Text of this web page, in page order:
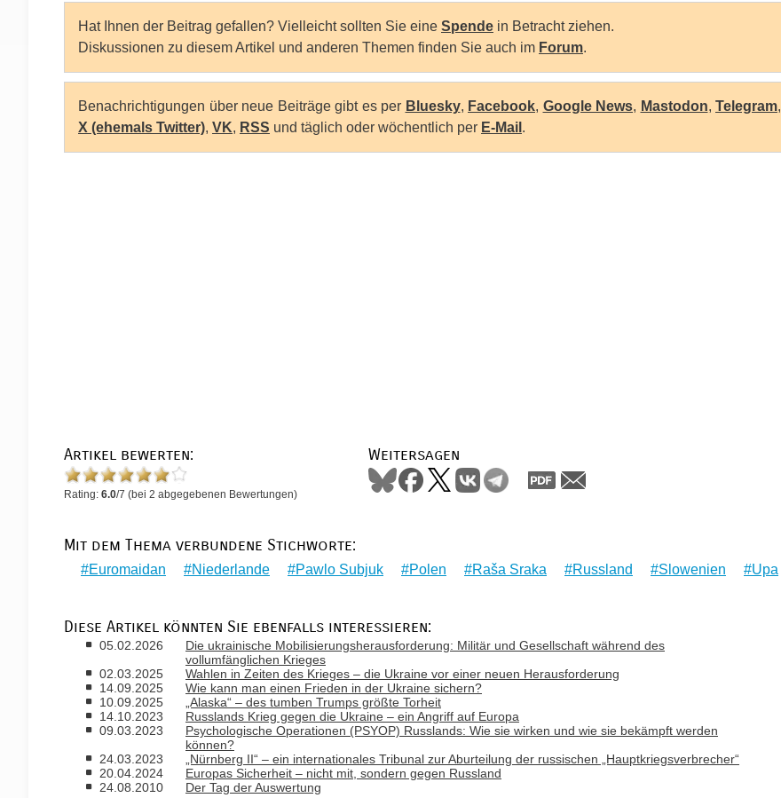
Hat Ihnen der Beitrag gefallen? Vielleicht sollten Sie eine Spende in Betracht ziehen.
Diskussionen zu diesem Artikel und anderen Themen finden Sie auch im Forum.
Benachrichtigungen über neue Beiträge gibt es per Bluesky, Facebook, Google News, Mastodon, Telegram,
X (ehemals Twitter), VK, RSS und täglich oder wöchentlich per E-Mail .
Artikel bewerten:
Rating: 6.0/7 (bei 2 abgegebenen Bewertungen)
Weitersagen
Mit dem Thema verbundene Stichworte:
Euromaidan Niederlande Pawlo Subjuk Polen Raša Sraka Russland Slowenien Upa
Diese Artikel könnten Sie ebenfalls interessieren:
05.02.2026
Die ukrainische Mobilisierungsherausforderung: Militär und Gesellschaft während des
vollumfänglichen Krieges
02.03.2025
Wahlen in Zeiten des Krieges – die Ukraine vor einer neuen Herausforderung
14.09.2025
Wie kann man einen Frieden in der Ukraine sichern?
10.09.2025
„Alaska“ – des tumben Trumps größte Torheit
14.10.2023
Russlands Krieg gegen die Ukraine – ein Angriff auf Europa
09.03.2023
Psychologische Operationen (PSYOP) Russlands: Wie sie wirken und wie sie bekämpft werden
können?
24.03.2023
„Nürnberg II“ – ein internationales Tribunal zur Aburteilung der russischen „Hauptkriegsverbrecher“
20.04.2024
Europas Sicherheit – nicht mit, sondern gegen Russland
24.08.2010
Der Tag der Auswertung